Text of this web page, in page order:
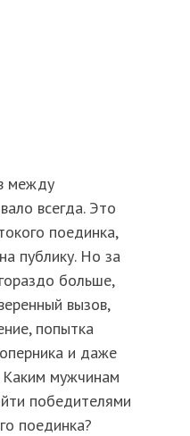
между
всегда. Это
поединка,
публику. Но за
больше,
вызов,
попытка
и даже
Каким мужчинам
победителями
поединка?